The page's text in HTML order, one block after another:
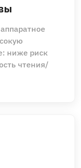
ниже риск
чтения/